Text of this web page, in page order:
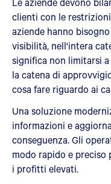
clienti con le
aziende hanno
visibilità, nell'intera
significa non limitarsi
la catena di
cosa fare riguardo ai
Una soluzione
informazioni e
conseguenza. Gli
modo rapido e
i profitti elevati.